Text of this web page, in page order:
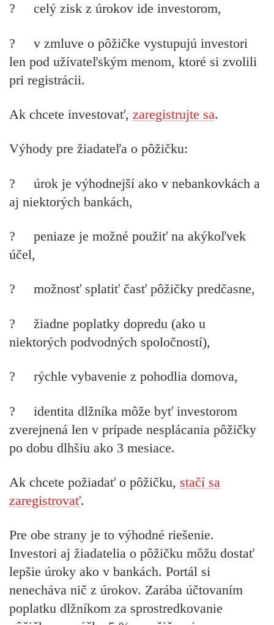
? celý zisk z úrokov ide investorom,
? v zmluve o pôžičke vystupujú investori
len pod užívateľským menom, ktoré si zvolili
pri registrácii.
Ak chcete investovať, zaregistrujte sa.
Výhody pre žiadateľa o pôžičku:
? úrok je výhodnejší ako v nebankovkách a
aj niektorých bankách,
? peniaze je možné použiť na akýkoľvek
účel,
? možnosť splatiť časť pôžičky predčasne,
? žiadne poplatky dopredu (ako u
niektorých podvodných spoločností),
? rýchle vybavenie z pohodlia domova,
? identita dlžníka môže byť investorom
zverejnená len v prípade nesplácania pôžičky
po dobu dlhšiu ako 3 mesiace.
Ak chcete požiadať o pôžičku, stačí sa
zaregistrovať.
Pre obe strany je to výhodné riešenie.
Investori aj žiadatelia o pôžičku môžu dostať
lepšie úroky ako v bankách. Portál si
nenecháva nič z úrokov. Zarába účtovaním
poplatku dlžníkom za sprostredkovanie